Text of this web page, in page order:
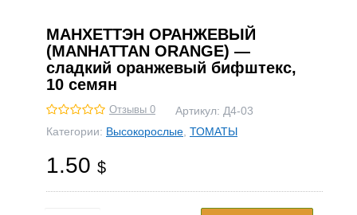
МАНХЕТТЭН ОРАНЖЕВЫЙ
(MANHATTAN ORANGE) —
сладкий оранжевый бифштекс,
10 семян
Отзывы 0 Артикул: Д4-03
Категории: Высокорослые ТОМАТЫ
1.50 $